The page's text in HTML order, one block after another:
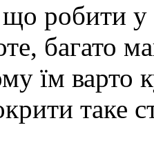
робити у
багато
їм варто
таке